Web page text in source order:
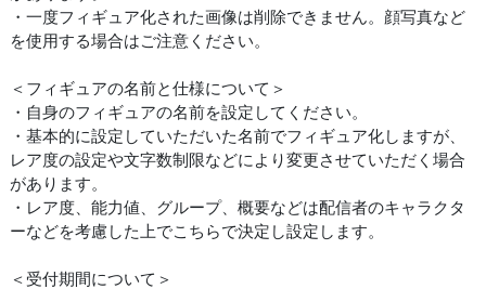
・一度フィギュア化された画像は削除できません。顔写真など
を使用する場合はご注意ください。
＜フィギュアの名前と仕様について＞
・自身のフィギュアの名前を設定してください。
・基本的に設定していただいた名前でフィギュア化しますが、
レア度の設定や文字数制限などにより変更させていただく場合
があります。
・レア度、能力値、グループ、概要などは配信者のキャラクタ
ーなどを考慮した上でこちらで決定し設定します。
＜受付期間について＞